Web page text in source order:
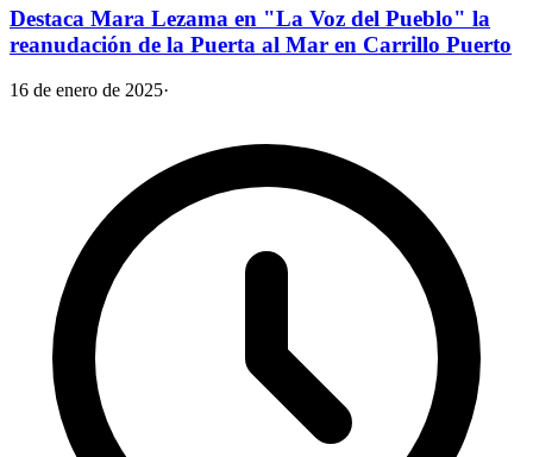
Destaca Mara Lezama en "La Voz del Pueblo" la
reanudación de la Puerta al Mar en Carrillo Puerto
16 de enero de 2025·